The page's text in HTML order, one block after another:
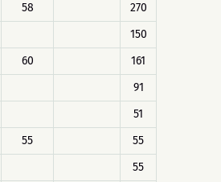
58
270
150
60
161
91
51
55
55
55